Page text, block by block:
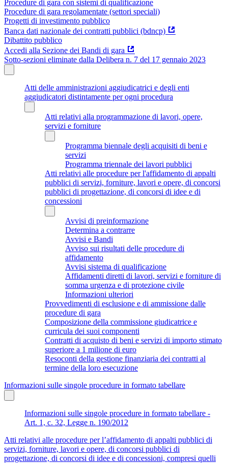
Procedure di gara con sistemi di qualificazione
Procedure di gara regolamentate (settori speciali)
Progetti di investimento pubblico
Banca dati nazionale dei contratti pubblici (bdncp)
Dibattito pubblico
Accedi alla Sezione dei Bandi di gara
Sotto-sezioni eliminate dalla Delibera n. 7 del 17 gennaio 2023
Atti delle amministrazioni aggiudicatrici e degli enti
aggiudicatori distintamente per ogni procedura
Atti relativi alla programmazione di lavori, opere,
servizi e forniture
Programma biennale degli acquisiti di beni e
servizi
Programma triennale dei lavori pubblici
Atti relativi alle procedure per l'affidamento di appalti
pubblici di servizi, forniture, lavori e opere, di concorsi
pubblici di progettazione, di concorsi di idee e di
concessioni
Avvisi di preinformazione
Determina a contrarre
Avvisi e Bandi
Avviso sui risultati delle procedure di
affidamento
Avvisi sistema di qualificazione
Affidamenti diretti di lavori, servizi e forniture di
somma urgenza e di protezione civile
Informazioni ulteriori
Provvedimenti di esclusione e di ammissione dalle
procedure di gara
Composizione della commissione giudicatrice e
curricula dei suoi componenti
Contratti di acquisto di beni e servizi di importo stimato
superiore a 1 milione di euro
Resoconti della gestione finanziaria dei contratti al
termine della loro esecuzione
Informazioni sulle singole procedure in formato tabellare
Informazioni sulle singole procedure in formato tabellare -
Art. 1, c. 32, Legge n. 190/2012
Atti relativi alle procedure per l’affidamento di appalti pubblici di
servizi, forniture, lavori e opere, di concorsi pubblici di
progettazione, di concorsi di idee e di concessioni, compresi quelli